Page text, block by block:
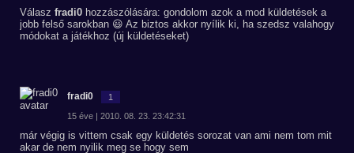
Válasz fradi0 hozzászólására: gondolom azok a mod küldetések a
jobb felső sarokban 😃 Az biztos akkor nyílik ki, ha szedsz valahogy
módokat a játékhoz (új küldetéseket)
fradi0 1
15 éve | 2010. 08. 23. 23:42:31
már végig is vittem csak egy küldetés sorozat van ami nem tom mit
akar de nem nyilik meg se hogy sem